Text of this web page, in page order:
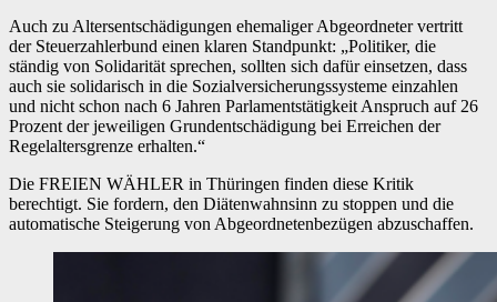
Auch zu Altersentschädigungen ehemaliger Abgeordneter vertritt
der Steuerzahlerbund einen klaren Standpunkt: „Politiker, die
ständig von Solidarität sprechen, sollten sich dafür einsetzen, dass
auch sie solidarisch in die Sozialversicherungssysteme einzahlen
und nicht schon nach 6 Jahren Parlamentstätigkeit Anspruch auf 26
Prozent der jeweiligen Grundentschädigung bei Erreichen der
Regelaltersgrenze erhalten.“
Die FREIEN WÄHLER in Thüringen finden diese Kritik
berechtigt. Sie fordern, den Diätenwahnsinn zu stoppen und die
automatische Steigerung von Abgeordnetenbezügen abzuschaffen.